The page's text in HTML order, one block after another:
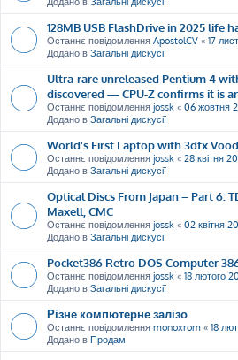
128MB USB FlashDrive in 2025 life
Останнє повідомлення ApostolCV « 17
Додано в Загальні дискусії
Ultra-rare unreleased Pentium 4
discovered — CPU-Z confirms it is
Останнє повідомлення jossk « 06 жовтня
Додано в Загальні дискусії
World's First Laptop with 3dfx
Останнє повідомлення jossk « 28 квітня
Додано в Загальні дискусії
Optical Discs From Japan – Part 6:
Maxell, CMC
Останнє повідомлення jossk « 02 квітня
Додано в Загальні дискусії
Pocket386 Retro DOS Computer
Останнє повідомлення jossk « 18 лютого
Додано в Загальні дискусії
Різне компютерне залізо
Останнє повідомлення monoxrom « 18
Додано в Продам